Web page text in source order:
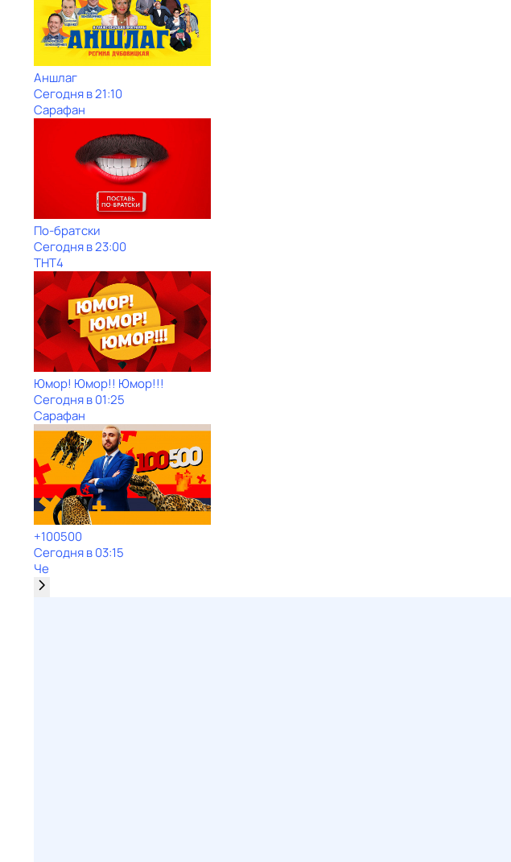
Аншлаг
Сегодня в 21:10
Сарафан
По-братски
Сегодня в 23:00
ТНТ4
Юмор! Юмор!! Юмор!!!
Сегодня в 01:25
Сарафан
+100500
Сегодня в 03:15
Че